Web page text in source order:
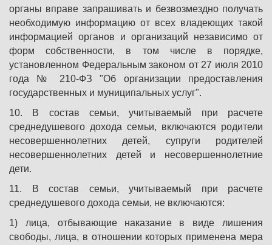
органы вправе запрашивать и безвозмездно получать
необходимую информацию от всех владеющих такой
информацией органов и организаций независимо от
форм собственности, в том числе в порядке,
установленном Федеральным законом от 27 июля 2010
года № 210-ФЗ "Об организации предоставления
государственных и муниципальных услуг".
10. В состав семьи, учитываемый при расчете
среднедушевого дохода семьи, включаются родители
несовершеннолетних детей, супруги родителей
несовершеннолетних детей и несовершеннолетние
дети.
11. В состав семьи, учитываемый при расчете
среднедушевого дохода семьи, не включаются:
1) лица, отбывающие наказание в виде лишения
свободы, лица, в отношении которых применена мера